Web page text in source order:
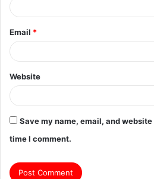
Email *
Website
Save my name, email, and
time I comment.